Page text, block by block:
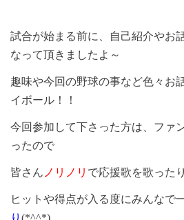
試合が始まる前に、自己紹介やお
なって頂きましたよ～
趣味や今回の野球の事など色々お
イボール！！
今回参加して下さった方は、ファ
ったので
皆さん ノリノリ で応援歌を歌ったり
ヒットや得点が入る度にみんなで
り (*^^*)